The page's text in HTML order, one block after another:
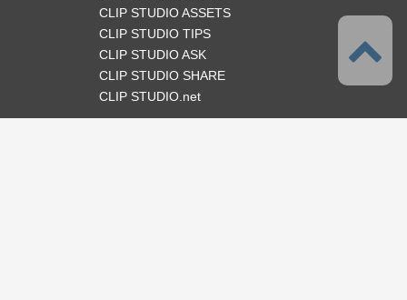
CLIP STUDIO ASSETS
CLIP STUDIO TIPS
CLIP STUDIO ASK
CLIP STUDIO SHARE
CLIP STUDIO.net